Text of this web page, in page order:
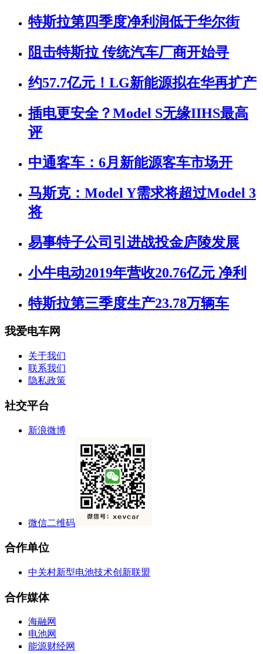
特斯拉第四季度净利润低于华尔街
阻击特斯拉 传统汽车厂商开始寻
约57.7亿元！LG新能源拟在华再扩产
插电更安全？Model S无缘IIHS最高
评
中通客车：6月新能源客车市场开
马斯克：Model Y需求将超过Model 3
将
易事特子公司引进战投金庐陵发展
小牛电动2019年营收20.76亿元 净利
特斯拉第三季度生产23.78万辆车
我爱电车网
关于我们
联系我们
隐私政策
社交平台
新浪微博
微信二维码
合作单位
中关村新型电池技术创新联盟
合作媒体
海融网
电池网
能源财经网